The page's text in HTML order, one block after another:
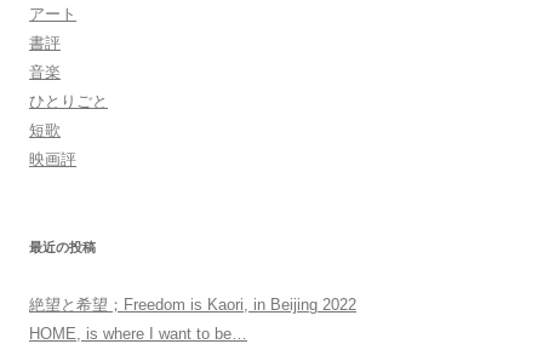
ョ
ン
アート
書評
音楽
ひとりごと
短歌
映画評
最近の投稿
絶望と希望；Freedom is Kaori, in Beijing 2022
HOME, is where I want to be…